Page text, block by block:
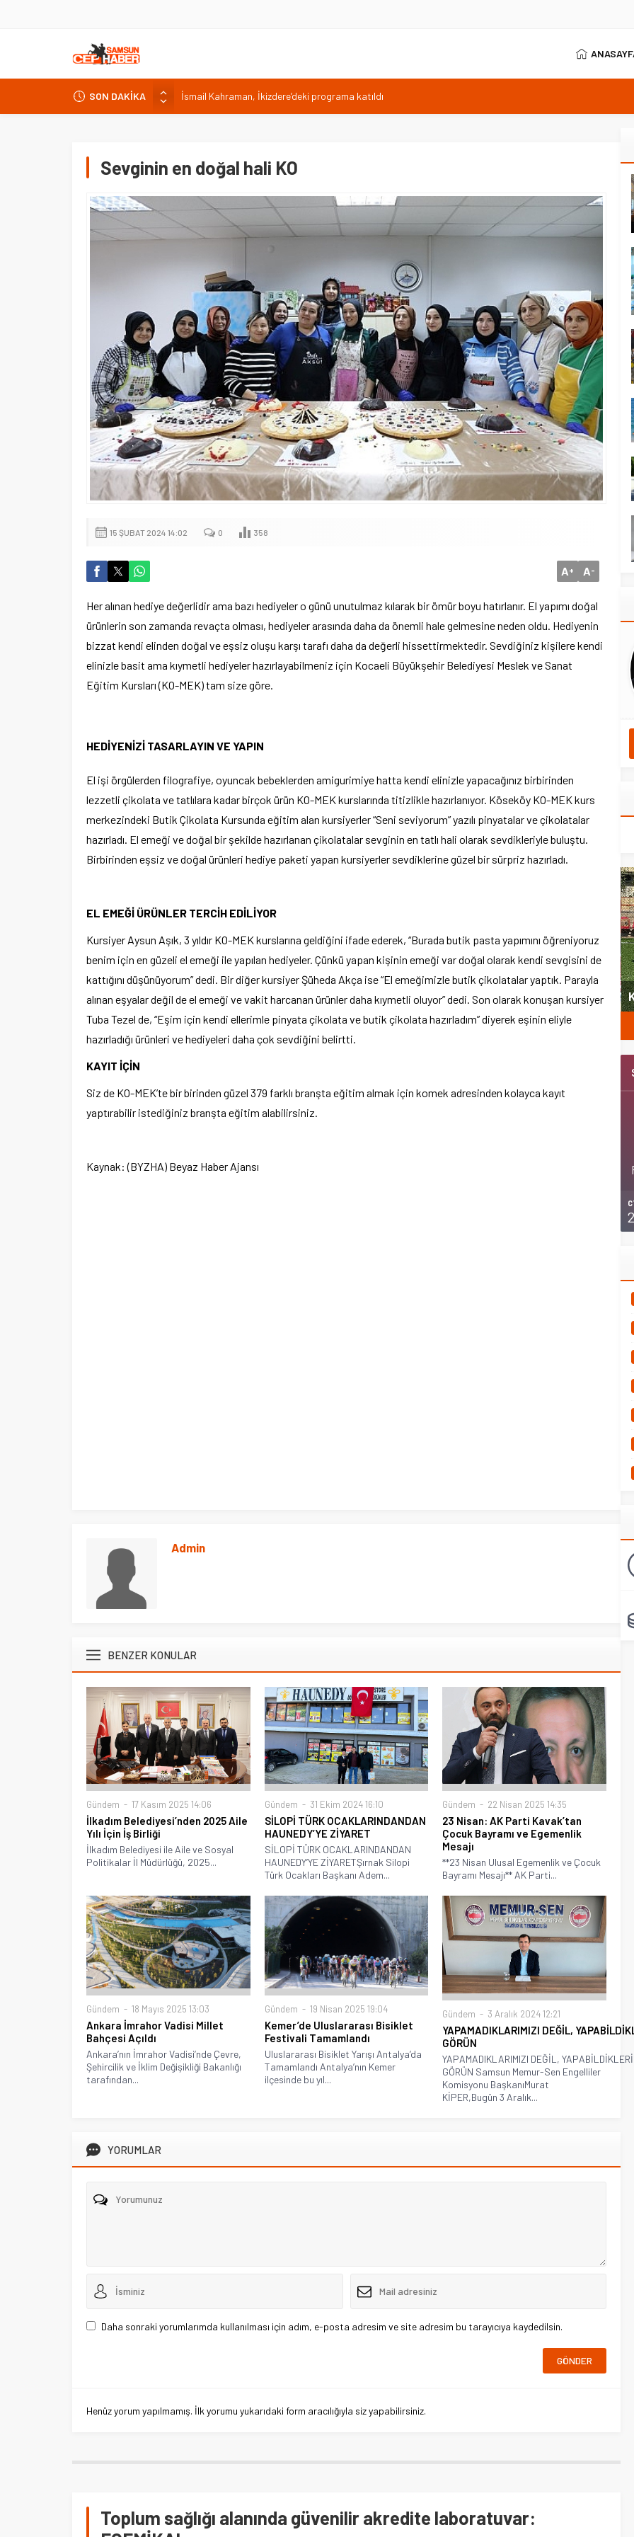
SON DAKİKA
İsmail Kahraman, İkizdere’deki programa katıldı
Malatya Havalimanı Eylülde Açılıyor, Kuzey Çevre Yolu Ekimde
Isparta’da bisiklet kupası heyecanı 371 sporcuyla sürüyor
Sevginin en doğal hali KO
15 ŞUBAT 2024 14:02 0 358
A+ A-
Her alınan hediye değerlidir ama bazı hediyeler o günü unutulmaz kılarak bir ömür boyu hatırlanır. El yapımı doğal
ürünlerin son zamanda revaçta olması, hediyeler arasında daha da önemli hale gelmesine neden oldu. Hediyenin
bizzat kendi elinden doğal ve eşsiz oluşu karşı tarafı daha da değerli hissettirmektedir. Sevdiğiniz kişilere kendi
elinizle basit ama kıymetli hediyeler hazırlayabilmeniz için Kocaeli Büyükşehir Belediyesi Meslek ve Sanat
Eğitim Kursları (KO-MEK) tam size göre.
HEDİYENİZİ TASARLAYIN VE YAPIN
El işi örgülerden filografiye, oyuncak bebeklerden amigurimiye hatta kendi elinizle yapacağınız birbirinden
lezzetli çikolata ve tatlılara kadar birçok ürün KO-MEK kurslarında titizlikle hazırlanıyor. Köseköy KO-MEK kurs
merkezindeki Butik Çikolata Kursunda eğitim alan kursiyerler “Seni seviyorum” yazılı pinyatalar ve çikolatalar
hazırladı. El emeği ve doğal bir şekilde hazırlanan çikolatalar sevginin en tatlı hali olarak sevdikleriyle buluştu.
Birbirinden eşsiz ve doğal ürünleri hediye paketi yapan kursiyerler sevdiklerine güzel bir sürpriz hazırladı.
EL EMEĞİ ÜRÜNLER TERCİH EDİLİYOR
Kursiyer Aysun Aşık, 3 yıldır KO-MEK kurslarına geldiğini ifade ederek, “Burada butik pasta yapımını öğreniyoruz
benim için en güzeli el emeği ile yapılan hediyeler. Çünkü yapan kişinin emeği var doğal olarak kendi sevgisini de
kattığını düşünüyorum” dedi. Bir diğer kursiyer Şüheda Akça ise “El emeğimizle butik çikolatalar yaptık. Parayla
alınan eşyalar değil de el emeği ve vakit harcanan ürünler daha kıymetli oluyor” dedi. Son olarak konuşan kursiyer
Tuba Tezel de, “Eşim için kendi ellerimle pinyata çikolata ve butik çikolata hazırladım” diyerek eşinin eliyle
hazırladığı ürünleri ve hediyeleri daha çok sevdiğini belirtti.
KAYIT İÇİN
Siz de KO-MEK’te bir birinden güzel 379 farklı branşta eğitim almak için komek adresinden kolayca kayıt
yaptırabilir istediğiniz branşta eğitim alabilirsiniz.
Kaynak: (BYZHA) Beyaz Haber Ajansı
Admin
BENZER KONULAR
Gündem 17 Kasım 2025 14:06
İlkadım Belediyesi’nden 2025 Aile
Yılı İçin İş Birliği
İlkadım Belediyesi ile Aile ve Sosyal
Politikalar İl Müdürlüğü, 2025...
Gündem 31 Ekim 2024 16:10
SİLOPİ TÜRK OCAKLARINDANDAN
HAUNEDY’YE ZİYARET
SİLOPİ TÜRK OCAKLARINDANDAN
HAUNEDY’YE ZİYARETŞırnak Silopi
Türk Ocakları Başkanı Adem...
Gündem 22 Nisan 2025 14:35
23 Nisan: AK Parti Kavak’tan
Çocuk Bayramı ve Egemenlik
Mesajı
**23 Nisan Ulusal Egemenlik ve Çocuk
Bayramı Mesajı** AK Parti...
Gündem 18 Mayıs 2025 13:03
Ankara İmrahor Vadisi Millet
Bahçesi Açıldı
Ankara’nın İmrahor Vadisi’nde Çevre,
Şehircilik ve İklim Değişikliği Bakanlığı
tarafından...
Gündem 19 Nisan 2025 19:04
Kemer’de Uluslararası Bisiklet
Festivali Tamamlandı
Uluslararası Bisiklet Yarışı Antalya’da
Tamamlandı Antalya’nın Kemer
ilçesinde bu yıl...
Gündem 3 Aralık 2024 12:21
YAPAMADIKLARIMIZI DEĞİL,
GÖRÜN
YAPAMADIKLARIMIZI DEĞİL,
GÖRÜN Samsun Memur-Sen Engelliler
Komisyonu BaşkanıMurat
KİPER,Bugün 3 Aralık...
YORUMLAR
Daha sonraki yorumlarımda kullanılması için adım, e-posta adresim ve site adresim bu tarayıcıya kaydedilsin.
Henüz yorum yapılmamış. İlk yorumu yukarıdaki form aracılığıyla siz yapabilirsiniz.
Toplum sağlığı alanında güvenilir akredite laboratuvar:
Ege Üniversitesi Spor Kulübüne yeni
merkez tahsis edildi
Şubat’ta spor ve heyecan var